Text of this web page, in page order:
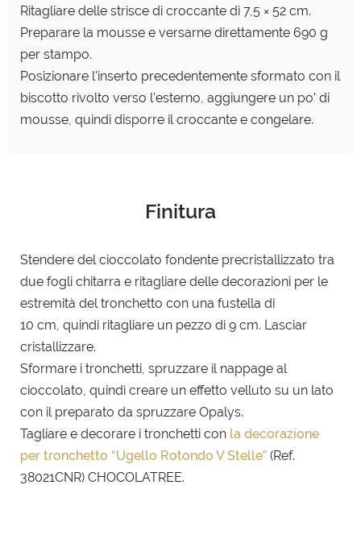
Ritagliare delle strisce di croccante di 7,5 × 52 cm.
Preparare la mousse e versarne direttamente 690 g
per stampo.
Posizionare l'inserto precedentemente sformato con il
biscotto rivolto verso l'esterno, aggiungere un po' di
mousse, quindi disporre il croccante e congelare.
Finitura
Stendere del cioccolato fondente precristallizzato tra
due fogli chitarra e ritagliare delle decorazioni per le
estremità del tronchetto con una fustella di
10 cm, quindi ritagliare un pezzo di 9 cm. Lasciar
cristallizzare.
Sformare i tronchetti, spruzzare il nappage al
cioccolato, quindi creare un effetto velluto su un lato
con il preparato da spruzzare Opalys.
Tagliare e decorare i tronchetti con la decorazione
per tronchetto “Ugello Rotondo V Stelle”(Ref.
38021CNR) CHOCOLATREE.